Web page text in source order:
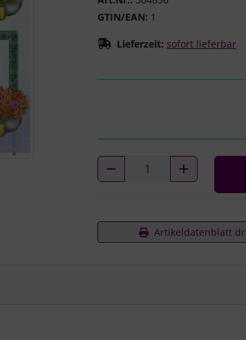
GTIN/EAN: 1
Lieferzeit: sofort lieferbar
Artikeldatenblatt